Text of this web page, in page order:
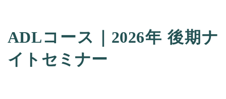
ADLコース｜ 2026年 後期ナ
イトセミナー